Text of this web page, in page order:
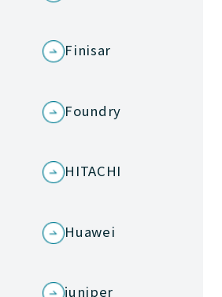
Finisar
Foundry
HITACHI
Huawei
juniper